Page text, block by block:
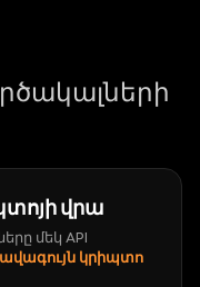
վրա
մեկ API
կրիպտո